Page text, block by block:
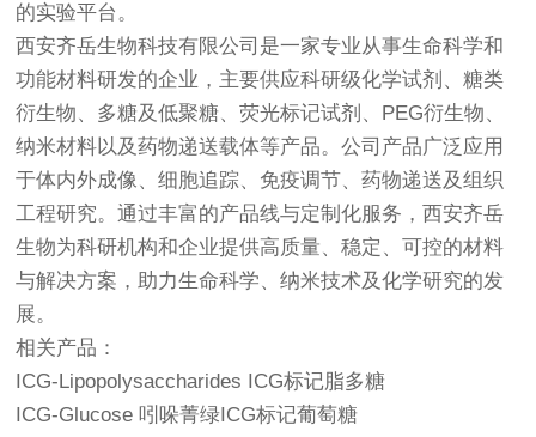
的实验平台。
西安齐岳生物科技有限公司是一家专业从事生命科学和
功能材料研发的企业，主要供应科研级化学试剂、糖类
衍生物、多糖及低聚糖、荧光标记试剂、PEG衍生物、
纳米材料以及药物递送载体等产品。公司产品广泛应用
于体内外成像、细胞追踪、免疫调节、药物递送及组织
工程研究。通过丰富的产品线与定制化服务，西安齐岳
生物为科研机构和企业提供高质量、稳定、可控的材料
与解决方案，助力生命科学、纳米技术及化学研究的发
展。
相关产品：
ICG-Lipopolysaccharides ICG标记脂多糖
ICG-Glucose 吲哚菁绿ICG标记葡萄糖